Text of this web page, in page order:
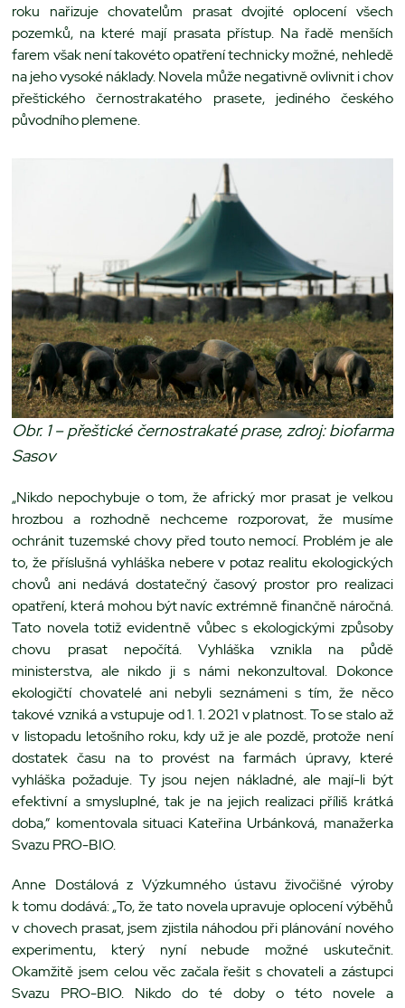
roku nařizuje chovatelům prasat dvojité oplocení všech
pozemků, na které mají prasata přístup. Na řadě menších
farem však není takovéto opatření technicky možné, nehledě
na jeho vysoké náklady. Novela může negativně ovlivnit i chov
přeštického černostrakatého prasete, jediného českého
původního plemene.
Obr. 1 – přeštické černostrakaté prase, zdroj: biofarma
Sasov
„Nikdo nepochybuje o tom, že africký mor prasat je velkou
hrozbou a rozhodně nechceme rozporovat, že musíme
ochránit tuzemské chovy před touto nemocí. Problém je ale
to, že příslušná vyhláška nebere v potaz realitu ekologických
chovů ani nedává dostatečný časový prostor pro realizaci
opatření, která mohou být navíc extrémně finančně náročná.
Tato novela totiž evidentně vůbec s ekologickými způsoby
chovu prasat nepočítá. Vyhláška vznikla na půdě
ministerstva, ale nikdo ji s námi nekonzultoval. Dokonce
ekologičtí chovatelé ani nebyli seznámeni s tím, že něco
takové vzniká a vstupuje od 1. 1. 2021 v platnost. To se stalo až
v listopadu letošního roku, kdy už je ale pozdě, protože není
dostatek času na to provést na farmách úpravy, které
vyhláška požaduje. Ty jsou nejen nákladné, ale mají-li být
efektivní a smysluplné, tak je na jejich realizaci příliš krátká
doba,“ komentovala situaci Kateřina Urbánková, manažerka
Svazu PRO-BIO.
Anne Dostálová z Výzkumného ústavu živočišné výroby
k tomu dodává: „To, že tato novela upravuje oplocení výběhů
v chovech prasat, jsem zjistila náhodou při plánování nového
experimentu, který nyní nebude možné uskutečnit.
Okamžitě jsem celou věc začala řešit s chovateli a zástupci
Svazu PRO-BIO. Nikdo do té doby o této novele a